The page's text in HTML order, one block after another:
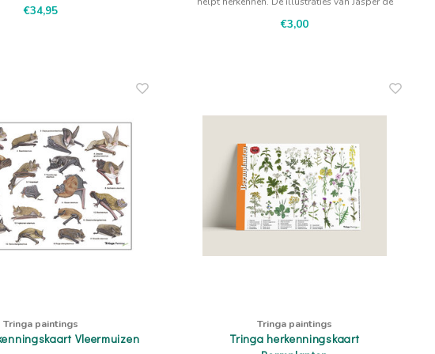
€34,95
vergelijken.
€3,00
Tringa paintings
Vleermuizen
Tringa paintings
Tringa herkenningskaart